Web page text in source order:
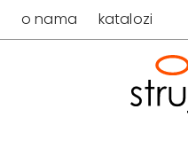
o nama katalozi